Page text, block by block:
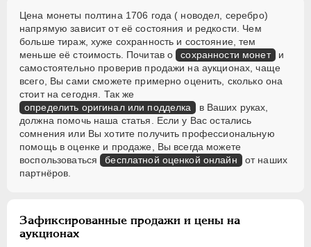
Цена монеты полтина 1706 года ( новодел, серебро)
напрямую зависит от её состояния и редкости. Чем
больше тираж, хуже сохранность и состояние, тем
меньше её стоимость. Почитав о сохранности монет и
самостоятельно проверив продажи на аукционах, чаще
всего, Вы сами сможете примерно оценить, сколько она
стоит на сегодня. Так же
определить оригинал или подделка
в Ваших руках,
должна помочь наша статья. Если у Вас остались
сомнения или Вы хотите получить профессиональную
помощь в оценке и продаже, Вы всегда можете
воспользоваться бесплатной оценкой онлайн от наших
партнёров.
Зафиксированные продажи и цены на
аукционах